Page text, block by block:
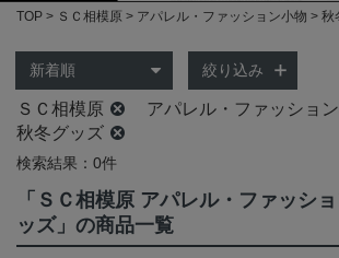
TOP ＳＣ相模原 アパレル・ファッション小物 秋
絞り込み
ＳＣ相模原
アパレル・ファッショ
秋冬グッズ
検索結果：0件
「ＳＣ相模原 アパレル・ファッシ
ッズ」の商品一覧